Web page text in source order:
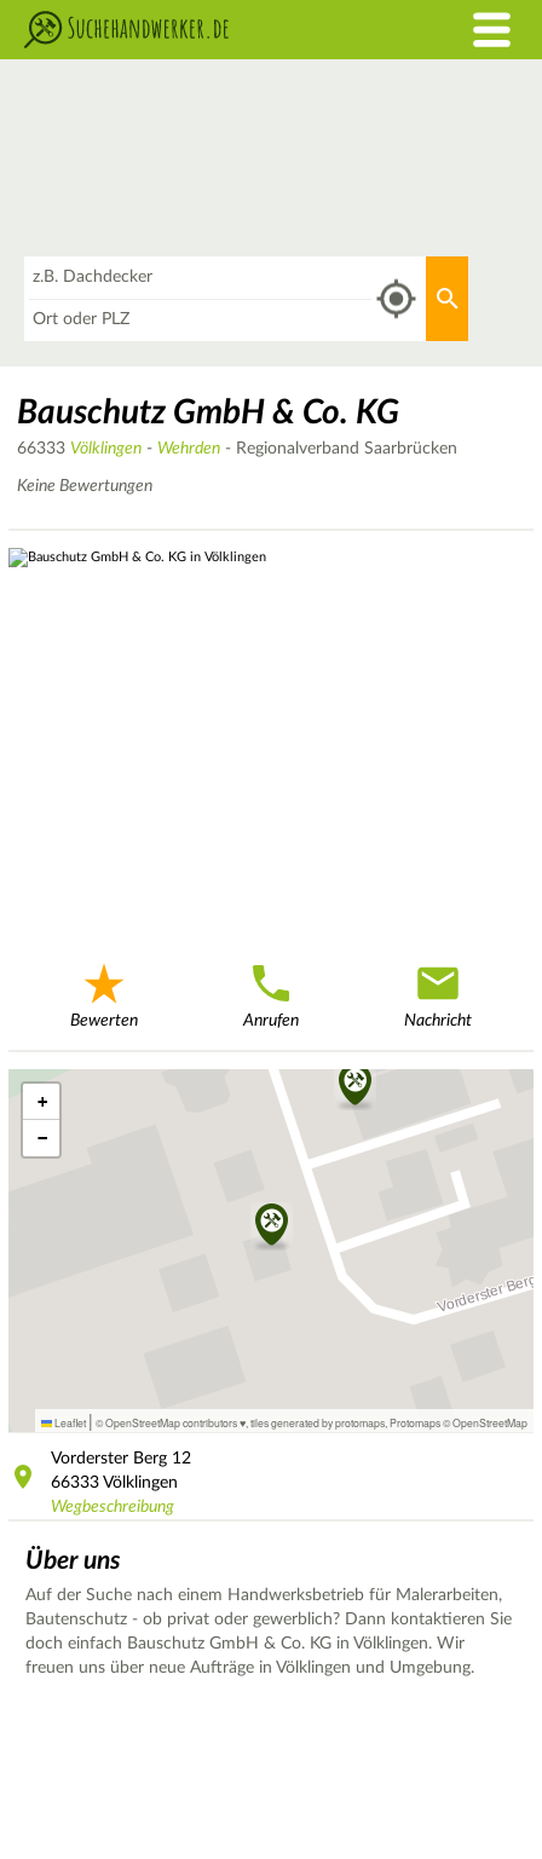
Bauschutz GmbH & Co. KG
66333 Völklingen - Wehrden - Regionalverband Saarbrücken
Keine Bewertungen
Bewerten Anrufen Nachricht
+
−
Leaflet | © OpenStreetMap contributors ♥, tiles generated by protomaps Protomaps©OpenStreetMap
Vorderster Berg 12
66333 Völklingen
Wegbeschreibung
Über uns
Auf der Suche nach einem Handwerksbetrieb für Malerarbeiten,
Bautenschutz - ob privat oder gewerblich? Dann kontaktieren Sie
doch einfach Bauschutz GmbH & Co. KG in Völklingen. Wir
freuen uns über neue Aufträge in Völklingen und Umgebung.